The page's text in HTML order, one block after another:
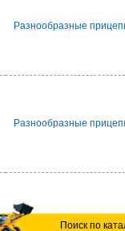
Разнообразные
Разнообразные
Поиск по